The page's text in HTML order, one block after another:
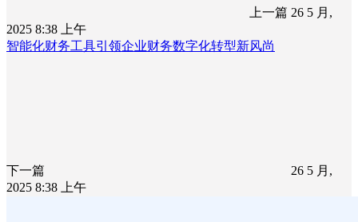
上一篇 26 5 月,
2025 8:38 上午
智能化财务工具引领企业财务数字化转型新风尚
下一篇
26 5 月,
2025 8:38 上午